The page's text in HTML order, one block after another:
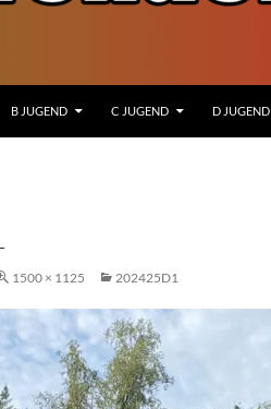
B JUGEND C JUGEND D JUGEND
1500 × 1125 202425D1